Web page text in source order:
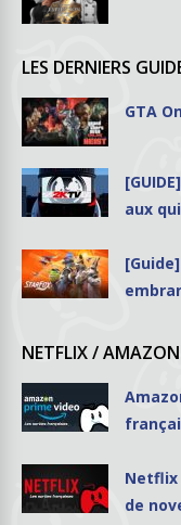
LES DERNIERS
GTA
aux
NETFLIX / AMAZON
Netflix
de